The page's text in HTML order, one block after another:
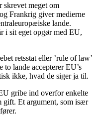
skrevet meget om
Frankrig giver medierne
lande.
i sit eget opgør med EU,
retsstat eller ’rule of law’
lande accepterer EU’s
ikke, hvad de siger ja til.
gribe ind overfor enkelte
gift. Et argument, som især